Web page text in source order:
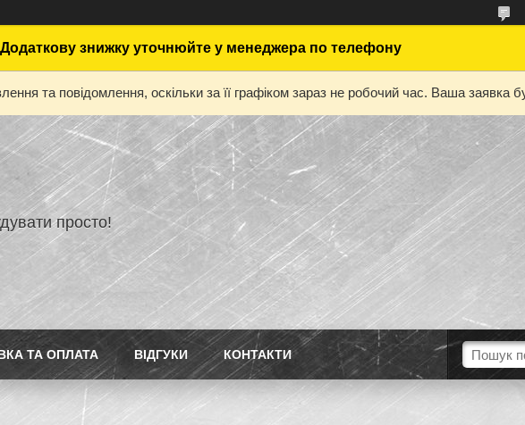
Додаткову знижку уточнюйте у менеджера по телефону
та повідомлення, оскільки за її графіком зараз не робочий час. Ваша
просто!
ТА ОПЛАТА ВІДГУКИ КОНТАКТИ